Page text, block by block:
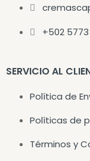
+502 5773
SERVICIO AL
Política de
Políticas de
Términos y